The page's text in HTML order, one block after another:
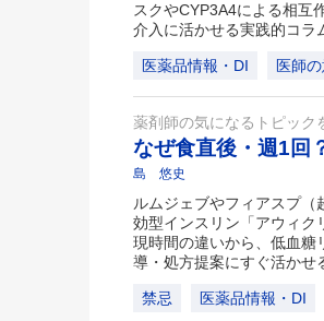
スクやCYP3A4による相互
介入に活かせる実践的コラ
医薬品情報・DI 医師
薬剤師の気になるトピック
なぜ食直後・週1回
島 悠史
ルムジェブやフィアスプ
効型インスリン「アウィク
現時間の違いから、低血糖
導・処方提案にすぐ活かせ
禁忌 医薬品情報・DI